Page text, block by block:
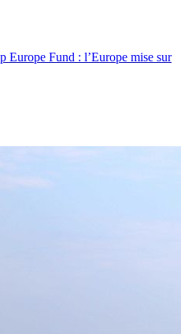
Europe Fund : l’Europe mise sur